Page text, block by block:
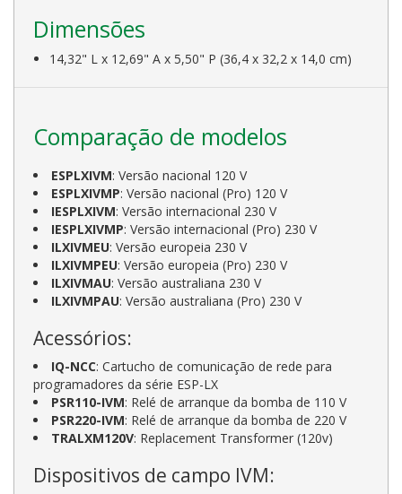
Dimensões
14,32" L x 12,69" A x 5,50" P (36,4 x 32,2 x 14,0 cm)
Comparação de modelos
ESPLXIVM: Versão nacional 120 V
ESPLXIVMP: Versão nacional (Pro) 120 V
IESPLXIVM: Versão internacional 230 V
IESPLXIVMP: Versão internacional (Pro) 230 V
ILXIVMEU: Versão europeia 230 V
ILXIVMPEU: Versão europeia (Pro) 230 V
ILXIVMAU: Versão australiana 230 V
ILXIVMPAU: Versão australiana (Pro) 230 V
Acessórios:
IQ-NCC: Cartucho de comunicação de rede para
programadores da série ESP-LX
PSR110-IVM: Relé de arranque da bomba de 110 V
PSR220-IVM: Relé de arranque da bomba de 220 V
TRALXM120V: Replacement Transformer (120v)
Dispositivos de campo IVM: